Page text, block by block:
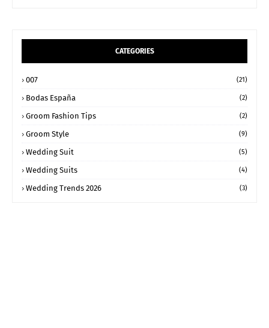
CATEGORIES
007 (21)
Bodas España (2)
Groom Fashion Tips (2)
Groom Style (9)
Wedding Suit (5)
Wedding Suits (4)
Wedding Trends 2026 (3)